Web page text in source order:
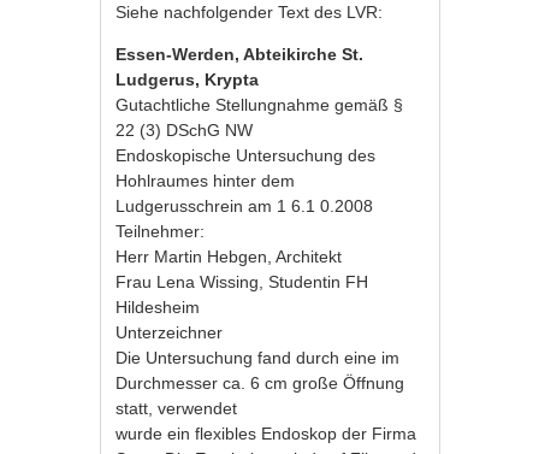
Siehe nachfolgender Text des LVR:
Essen-Werden, Abteikirche St.
Ludgerus, Krypta
Gutachtliche Stellungnahme gemäß §
22 (3) DSchG NW
Endoskopische Untersuchung des
Hohlraumes hinter dem
Ludgerusschrein am 1 6.1 0.2008
Teilnehmer:
Herr Martin Hebgen, Architekt
Frau Lena Wissing, Studentin FH
Hildesheim
Unterzeichner
Die Untersuchung fand durch eine im
Durchmesser ca. 6 cm große Öffnung
statt, verwendet
wurde ein flexibles Endoskop der Firma